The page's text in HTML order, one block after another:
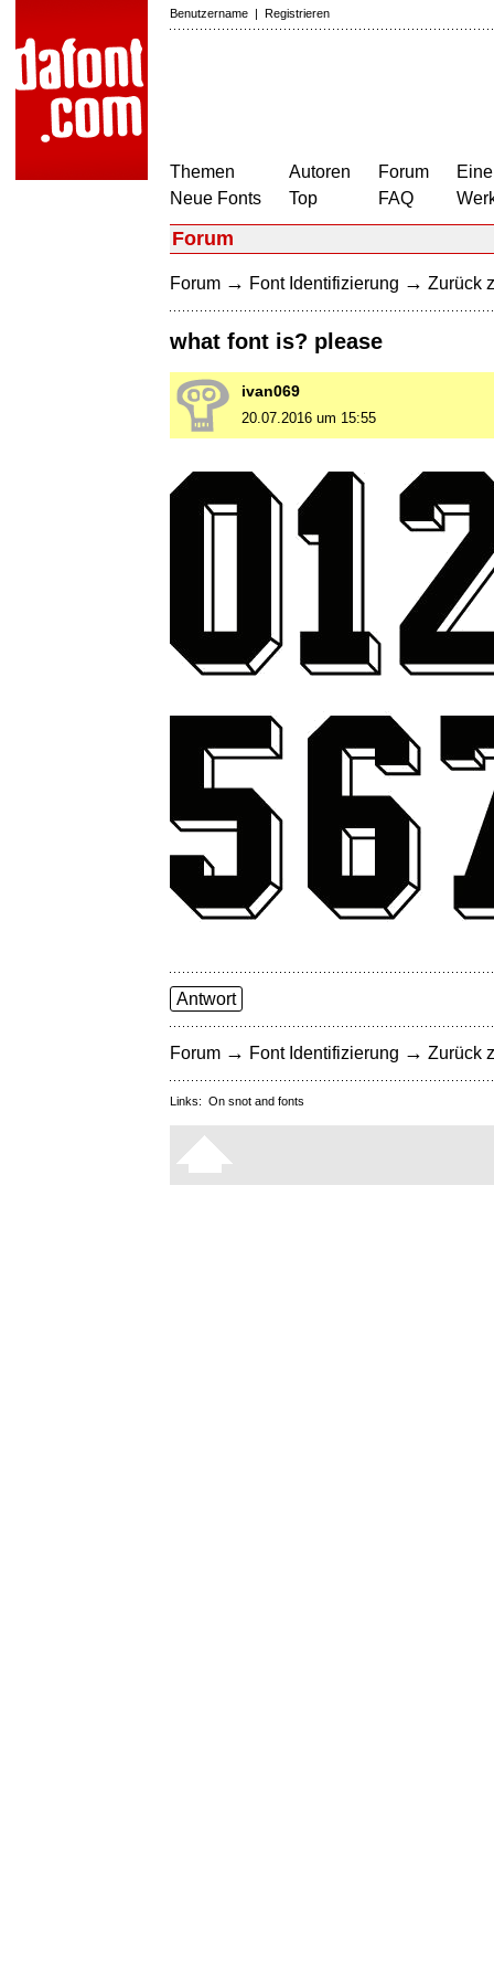
Benutzername | Registrieren
Themen
Neue Fonts
Autoren
Top
Forum
FAQ
Forum
Forum → Font Identifizierung → Zurück
what font is? please
ivan069
20.07.2016 um 15:55
Antwort
Forum → Font Identifizierung → Zurück
Links: On snot and fonts